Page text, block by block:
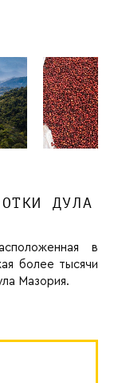
ДУЛА
в
более тысячи
Мазория.